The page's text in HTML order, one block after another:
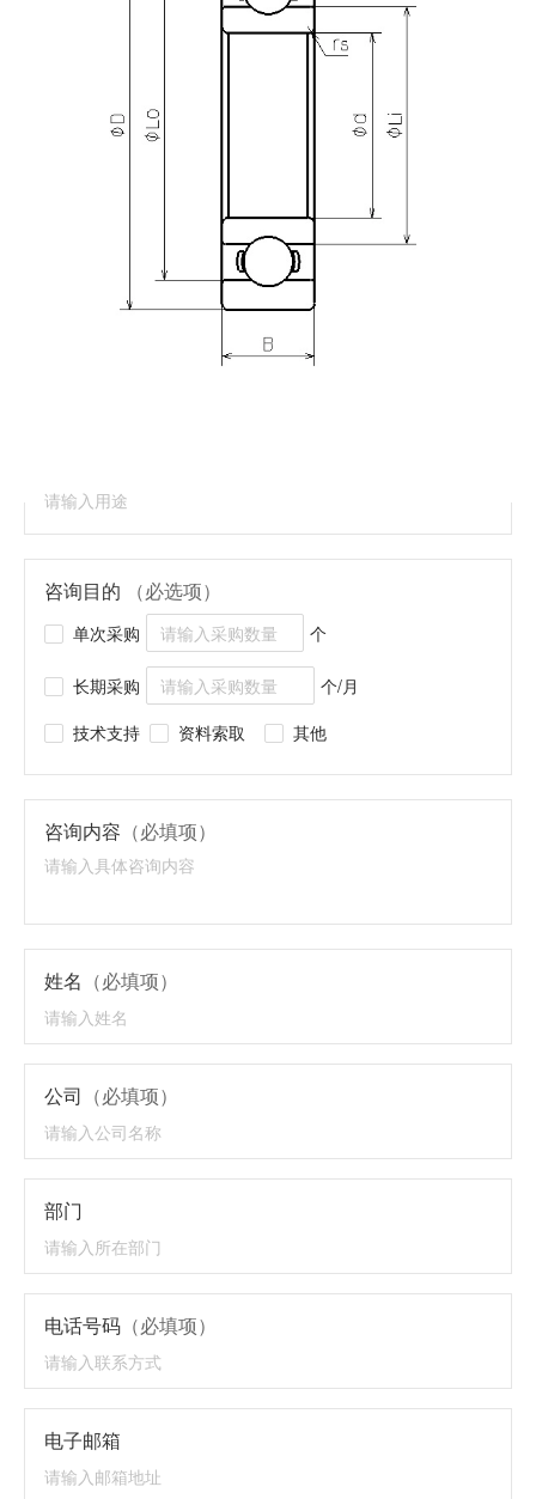
产品咨询
需要更多关于L-415的详细信息？
请填写表格，与美蓓亚三美的产品专家取得联系。
咨询目的 （必选项）
单次采购 个
长期采购
个/月
技术支持
资料索取 其他
咨询内容 （必填项）
姓名 （必填项）
公司 （必填项）
部门
电话号码 （必填项）
电子邮箱